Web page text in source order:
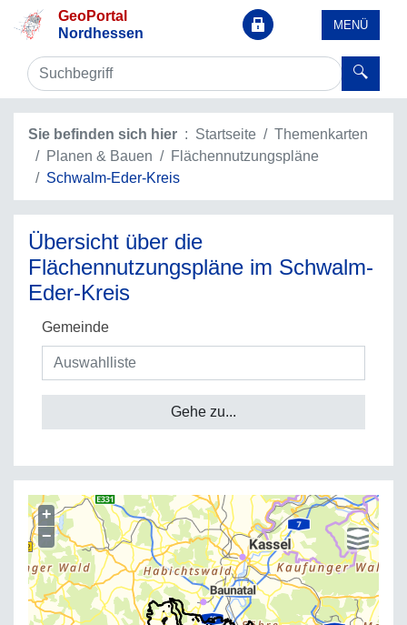
GeoPortal
Nordhessen
MENÜ
Sie befinden sich hier Startseite
Themenkarten
Planen & Bauen
Flächennutzungspläne
Schwalm-Eder-Kreis
Übersicht über die
Flächennutzungspläne im Schwalm-
Eder-Kreis
Gemeinde
Gehe zu...
+
−